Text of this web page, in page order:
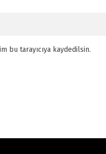
bu tarayıcıya kaydedilsin.